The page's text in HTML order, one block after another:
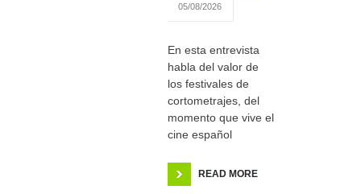
05/08/2026
En esta entrevista
habla del valor de
los festivales de
cortometrajes, del
momento que vive el
cine español
READ MORE